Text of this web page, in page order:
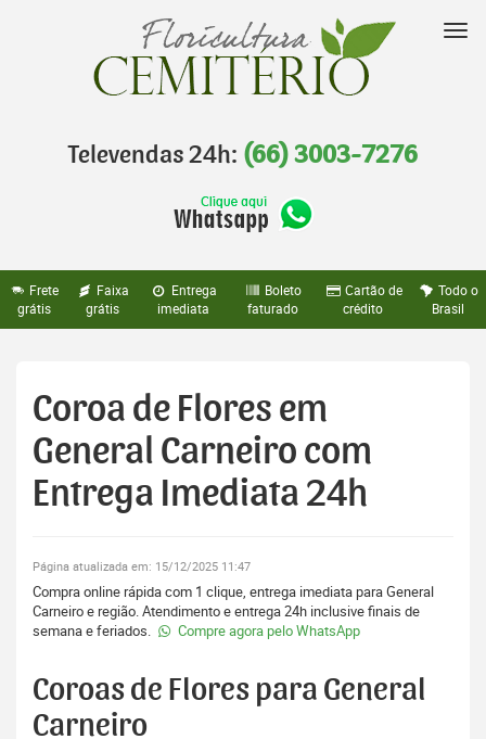
Televendas 24h: (66) 3003-7276
Frete
grátis
Faixa
grátis
Entrega
imediata
Boleto
faturado
Cartão de
crédito
Todo o
Brasil
Coroa de Flores em
General Carneiro com
Entrega Imediata 24h
Página atualizada em: 15/12/2025 11:47
Compra online rápida com 1 clique, entrega imediata para General
Carneiro e região. Atendimento e entrega 24h inclusive finais de
semana e feriados.
Compre agora pelo WhatsApp
Coroas de Flores para General
Carneiro